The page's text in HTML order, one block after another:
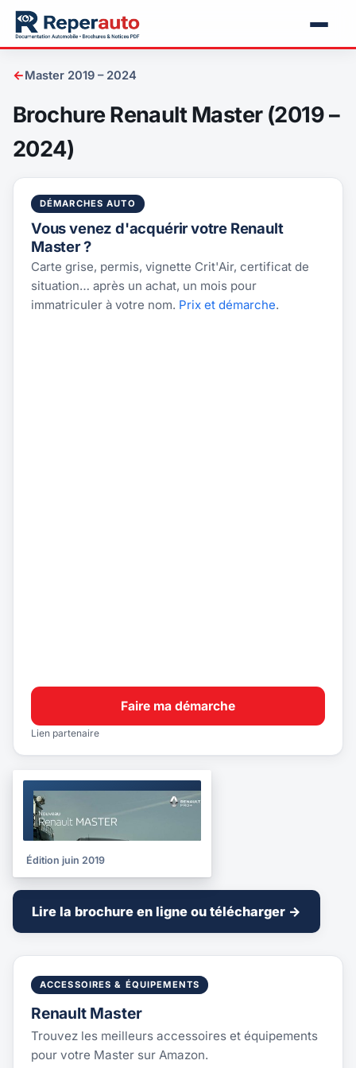
←Master 2019 – 2024
Brochure Renault Master (2019 –
2024)
DÉMARCHES AUTO
Vous venez d'acquérir votre Renault
Master ?
Carte grise, permis, vignette Crit'Air, certificat de
situation… après un achat, un mois pour
immatriculer à votre nom. Prix et démarche.
Faire ma démarche
Lien partenaire
BROCHURE
2019
Édition juin 2019
Lire la brochure en ligne ou télécharger →
ACCESSOIRES & ÉQUIPEMENTS
Renault Master
Trouvez les meilleurs accessoires et équipements
pour votre Master sur Amazon.